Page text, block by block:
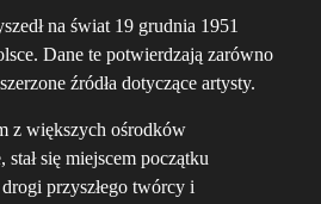
na świat 19 grudnia 1951
Dane te potwierdzają zarówno
źródła dotyczące artysty.
z większych ośrodków
się miejscem początku
przyszłego twórcy i